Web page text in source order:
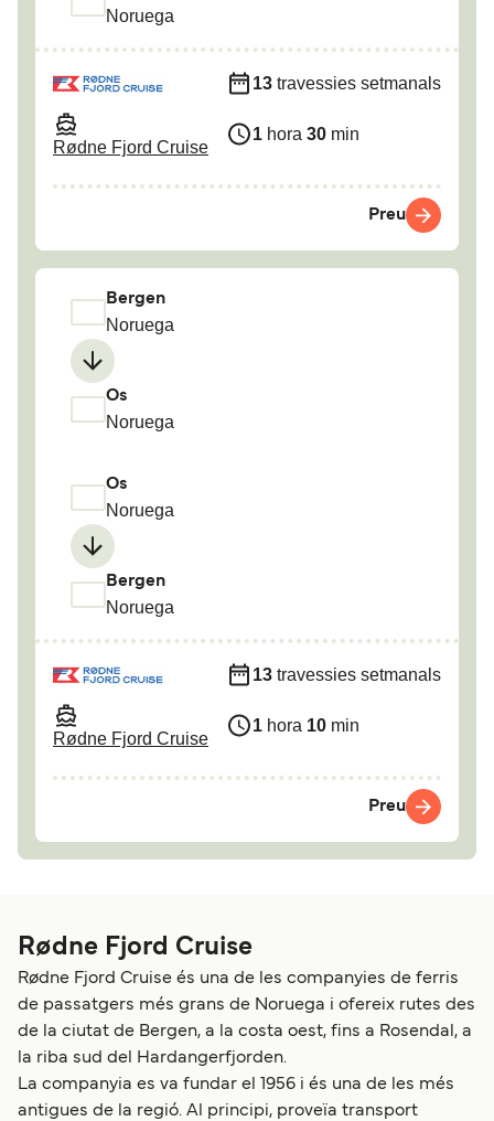
Noruega
Rødne Fjord Cruise
13 travessies setmanals
1 hora 30 min
Preu
Bergen
Noruega
Os
Noruega
Os
Noruega
Bergen
Noruega
Rødne Fjord Cruise
13 travessies setmanals
1 hora 10 min
Preu
Rødne Fjord Cruise
Rødne Fjord Cruise és una de les companyies de ferris
de passatgers més grans de Noruega i ofereix rutes des
de la ciutat de Bergen, a la costa oest, fins a Rosendal, a
la riba sud del Hardangerfjorden.
La companyia es va fundar el 1956 i és una de les més
antigues de la regió. Al principi, proveïa transport